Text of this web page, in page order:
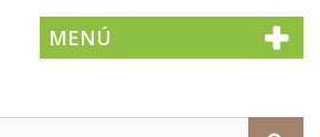
MENÚ